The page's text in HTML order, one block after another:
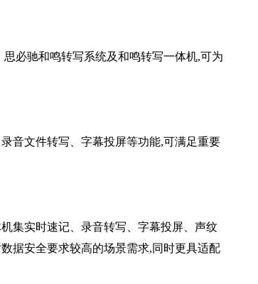
必驰和鸣转写系统及和鸣转写一体机,可为
文件转写、字幕投屏等功能,可满足重要
集实时速记、录音转写、字幕投屏、声纹
据安全要求较高的场景需求,同时更具适配